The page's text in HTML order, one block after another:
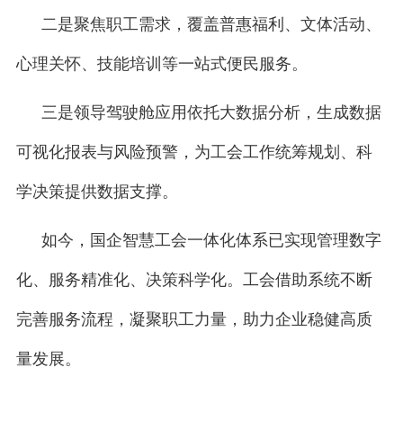
二是聚焦职工需求，覆盖普惠福利、文体活动、
心理关怀、技能培训等一站式便民服务。
三是领导驾驶舱应用依托大数据分析，生成数据
可视化报表与风险预警，为工会工作统筹规划、科
学决策提供数据支撑。
如今，国企智慧工会一体化体系已实现管理数字
化、服务精准化、决策科学化。工会借助系统不断
完善服务流程，凝聚职工力量，助力企业稳健高质
量发展。